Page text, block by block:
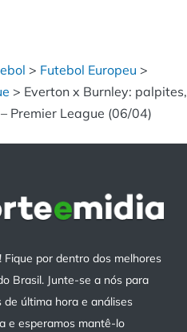
> Futebol Europeu >
> Everton x Burnley: palpites,
Premier League (06/04)
por dentro dos melhores
Brasil. Junte-se a nós para
última hora e análises
e esperamos mantê-lo